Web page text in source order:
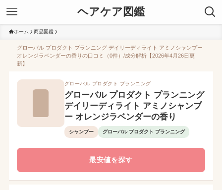
ヘアケア図鑑
ホーム 商品図鑑
グローバル プロダクト プランニング デイリーディライト アミノシャンプー
オレンジラベンダーの香りの口コミ（0件）/成分解析【2026年4月26日更
新】
グローバル プロダクト プランニング
グローバル プロダクト プランニング
デイリーディライト アミノシャンプ
ー オレンジラベンダーの香り
シャンプー グローバル プロダクト プランニング
最安値を探す